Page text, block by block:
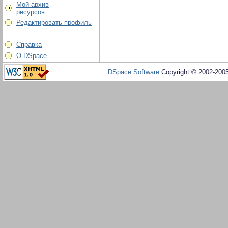
Мой архив
ресурсов
Редактировать профиль
Справка
О DSpace
DSpace Software Copyright © 2002-